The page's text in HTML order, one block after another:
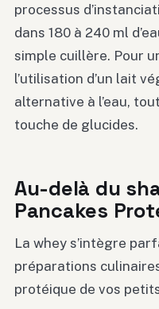
processus
dans 180 à 240 ml
simple cuillère. Pour
l’utilisation d’un lait
alternative à l’eau,
touche de glucides.
Au-delà du
Pancakes
La whey s’intègre
préparations
protéique de vos